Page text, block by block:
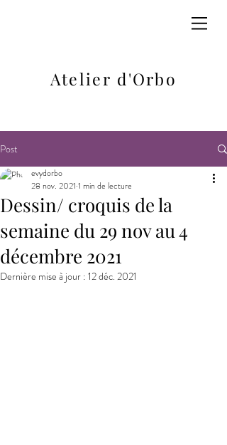
Atelier d'Orbo
Post
Dessin/ croquis de la
semaine du 29 nov au 4
décembre 2021
evydorbo
28 nov. 2021 1 min de lecture
Dernière mise à jour : 12 déc. 2021